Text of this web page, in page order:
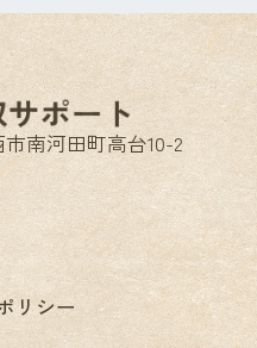
南河田町高台10-2
リシー